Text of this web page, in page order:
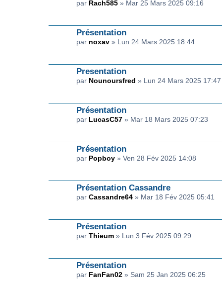
par Rach585 » Mar 25 Mars 2025 09:16
Présentation
par noxav » Lun 24 Mars 2025 18:44
Presentation
par Nounoursfred » Lun 24 Mars 2025 17:47
Présentation
par LucasC57 » Mar 18 Mars 2025 07:23
Présentation
par Popboy » Ven 28 Fév 2025 14:08
Présentation Cassandre
par Cassandre64 » Mar 18 Fév 2025 05:41
Présentation
par Thieum » Lun 3 Fév 2025 09:29
Présentation
par FanFan02 » Sam 25 Jan 2025 06:25